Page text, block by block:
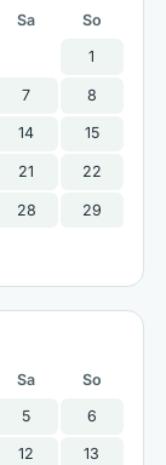
Sa
So
1
7 8
14 15
21 22
28 29
Sa
So
5 6
12 13